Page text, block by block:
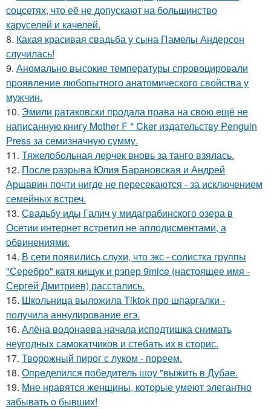
соцсетях, что её не допускают на большинство
каруселей и качелей.
8. Какая красивая свадьба у сына Памелы Андерсон
случилась!
9. Аномально высокие температуры спровоцировали
проявление любопытного анатомического свойства у
мужчин.
10. Эмили ратаковски продала права на свою ещё не
написанную книгу Mother F * Cker издательству Penguin
Press за семизначную сумму.
11. Тяжелобольная лерчек вновь за танго взялась.
12. После разрыва Юлия Барановская и Андрей
Аршавин почти нигде не пересекаются - за исключением
семейных встреч.
13. Свадьбу иды Галич у мидаграбинского озера в
Осетии интернет встретил не аплодисментами, а
обвинениями.
14. В сети появились слухи, что экс - солистка группы
"Серебро" катя кищук и рэпер 9mice (настоящее имя -
Сергей Дмитриев) расстались.
15. Школьница выложила Tiktok про шпаргалки -
получила аннулирование егэ.
16. Алёна водонаева начала исподтишка снимать
неугодных самокатчиков и стебать их в сторис.
17. Творожный пирог с луком - пореем.
18. Определился победитель шоу "выжить в Дубае.
19. Мне нравятся женщины, которые умеют элегантно
забывать о бывших!